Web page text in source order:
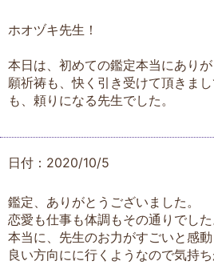
ホオヅキ先生！
本日は、初めての鑑定本当にあり
願祈祷も、快く引き受けて頂きま
も、頼りになる先生でした。
日付：2020/10/5
鑑定、ありがとうございました。
恋愛も仕事も体調もその通りでした
本当に、先生のお力がすごいと感動
良い方向にに行くようなので気持ち